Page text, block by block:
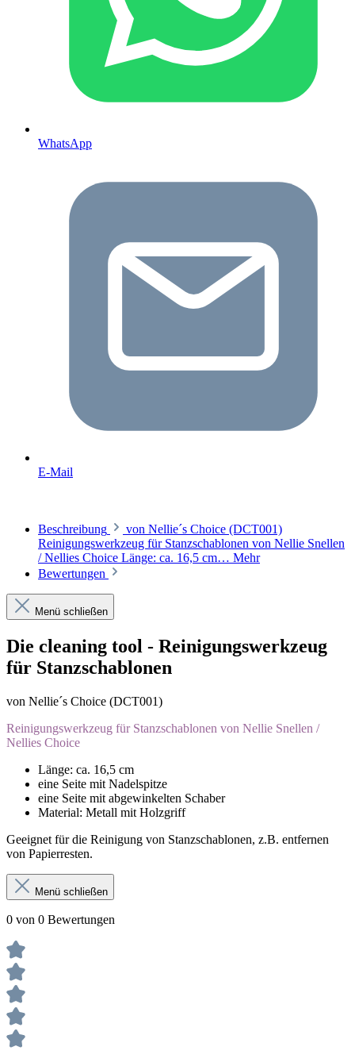
WhatsApp
E-Mail
Beschreibung
von Nellie´s Choice (DCT001)
Reinigungswerkzeug für Stanzschablonen von Nellie Snellen
/ Nellies Choice Länge: ca. 16,5 cm… Mehr
Bewertungen
Menü schließen
Die cleaning tool - Reinigungswerkzeug
für Stanzschablonen
von Nellie´s Choice (DCT001)
Reinigungswerkzeug für Stanzschablonen von Nellie Snellen /
Nellies Choice
Länge: ca. 16,5 cm
eine Seite mit Nadelspitze
eine Seite mit abgewinkelten Schaber
Material: Metall mit Holzgriff
Geeignet für die Reinigung von Stanzschablonen, z.B. entfernen
von Papierresten.
Menü schließen
0 von 0 Bewertungen